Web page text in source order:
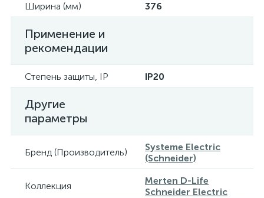
Ширина (мм) 376
Применение и
рекомендации
Степень защиты, IP IP20
Другие
параметры
Бренд (Производитель)
Systeme Electric
(Schneider)
Коллекция
Merten D-Life
Schneider Electric